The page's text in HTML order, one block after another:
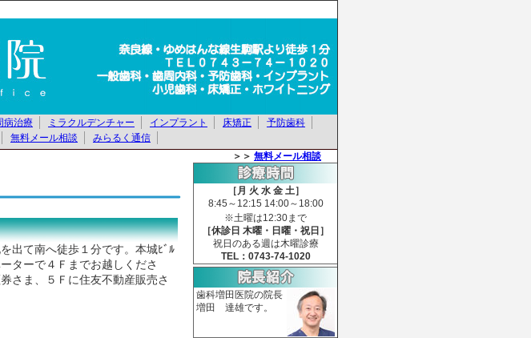
病治療 ミラクルデンチャー インプラント 床矯正
予防歯科
無料メール相談 みらるく通信
＞＞ 無料メール相談
出て南へ徒歩１分です。本城ﾋﾞﾙ
ターで４Ｆまでお越しくださ
さま、５Ｆに住友不動産販売さ
［月 火 水 金 土］
8:45～12:15 14:00～18:00
※土曜は12:30まで
［休診日 木曜・日曜・祝日］
祝日のある週は木曜診療
TEL：0743-74-1020
歯科増田医院の院長
増田 達雄です。